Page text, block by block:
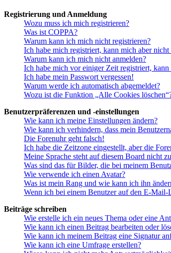
Registrierung und Anmeldung
Wozu muss ich mich registrieren?
Was ist COPPA?
Warum kann ich mich nicht registrieren?
Ich habe mich registriert, kann mich aber nicht
Warum kann ich mich nicht anmelden?
Ich habe mich vor einiger Zeit registriert,
Ich habe mein Passwort vergessen!
Warum werde ich automatisch abgemeldet?
Wozu ist die Funktion „Alle Cookies
Benutzerpräferenzen und -einstellungen
Wie kann ich meine Einstellungen ändern?
Wie kann ich verhindern, dass mein
Die Forenuhr geht falsch!
Ich habe die Zeitzone eingestellt, aber die
Meine Sprache steht auf diesem Board nicht
Was sind das für Bilder, die bei meinem
Wie verwende ich einen Avatar?
Was ist mein Rang und wie kann ich ihn
Wenn ich bei einem Benutzer auf den E-
Beiträge schreiben
Wie erstelle ich ein neues Thema oder eine
Wie kann ich einen Beitrag bearbeiten oder
Wie kann ich meinem Beitrag eine Signatur
Wie kann ich eine Umfrage erstellen?